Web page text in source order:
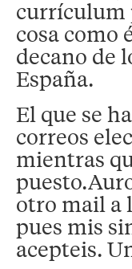
currículum
cosa como
decano de
España.
El que se
correos
mientras
otro mail a
pues mis
acepteis.